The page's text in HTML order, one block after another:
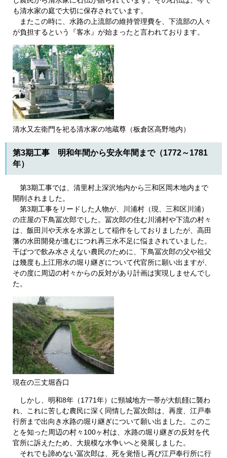
も清水家の庭で大切に保存されています。
またこの時に、水路の上流部の維持管理費を、下流部の人々
が負担するという『客水』が始まったと言われております。
清水又左衛門を祀る清水家の地蔵尊（板倉区高野地内）
第3期工事 明和年間から安永年間まで（1772～1781
年）
第3期工事では、清里村上深沢地内から三和区岡木地内まで
開削されました。
第3期工事をリードした人物が、川浦村（現、三和区川浦）
の庄屋の下鳥冨次郎でした。冨次郎の住む川浦村や下流の村々
は、飯田川や天水を水源として稲作をしておりましたが、高田
藩の水田開発が進むにつれ再三水不足に悩まされていました。
干ばつで飲み水さえない農民のために、下鳥冨次郎の父や祖父
は幾度も上江用水の堀り継ぎについて代官所に願い出ますが、
その度に周辺の村々からの反対があり計画は実現しませんでし
た。
現在の三丈堀呑口
しかし、明和8年（1771年）に頸城地方一帯が大飢饉に襲わ
れ、これに苦しむ農民に深く同情した冨次郎は、再度、江戸奉
行所まで出向き水路の堀り継ぎについて願い出ました。このこ
とを知った周辺の村々100ヶ村は、水路の堀り継ぎの反対を代
官所に訴えたため、大規模な水争いへと発展しました。
それでも諦めない冨次郎は、死を覚悟し再び江戸奉行所に行